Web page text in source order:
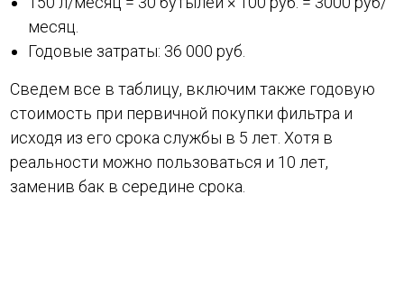
месяц.
Годовые затраты: 36 000 руб.
Сведем все в таблицу, включим также годовую
стоимость при первичной покупки фильтра и
исходя из его срока службы в 5 лет. Хотя в
реальности можно пользоваться и 10 лет,
заменив бак в середине срока.